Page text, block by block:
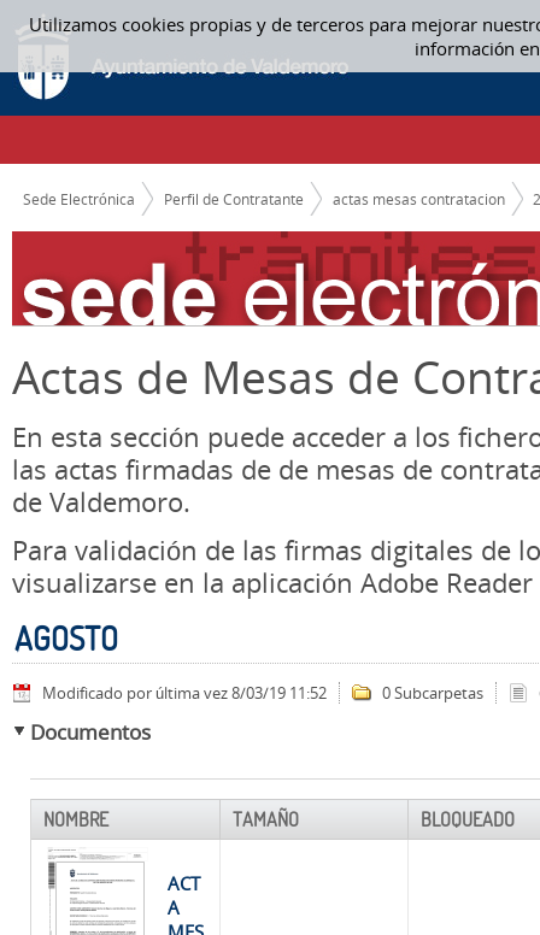
Utilizamos cookies propias y de terceros para mejorar
información
Saltar al contenido
AGOSTO - ACTAS MESAS CONTRATACION
CAMINO DE MIGAS
Sede Electrónica Perfil de Contratante actas mesas contratacion
Actas de Mesas de
En esta sección puede acceder a los
las actas firmadas de de mesas de
de Valdemoro.
Para validación de las firmas digitales de
visualizarse en la aplicación Adobe Reader
AGOSTO
Modificado por última vez 8/03/19 11:52 0 Subcarpetas
Documentos
NOMBRE TAMAÑO BLOQUEADO
ACT
A